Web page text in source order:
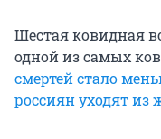
Шестая ковидная
одной из самых
смертей стало
россиян уходят из